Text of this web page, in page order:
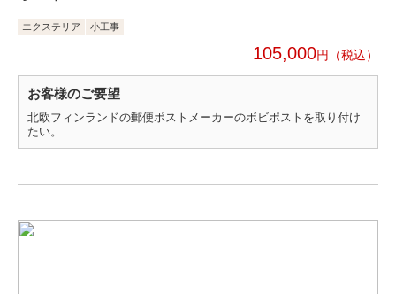
エクステリア 小工事
105,000円
お客様のご要望
北欧フィンランドの郵便ポストメーカーのボビポストを取り付け
たい。